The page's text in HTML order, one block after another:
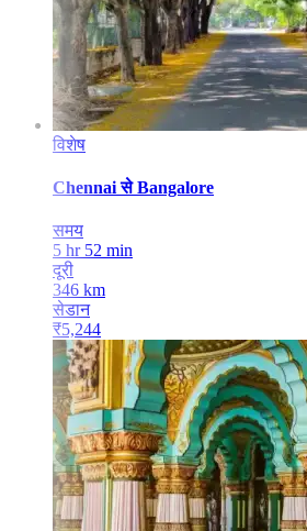
विशेष
Chennai से Bangalore
समय
5 hr 52 min
दूरी
346 km
सेडान
₹5,244